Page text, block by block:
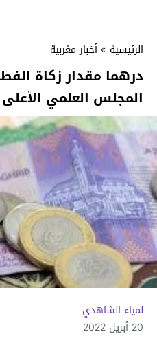
الرئيسية » أخبار مغربية
درهما مقدار زكاة
المجلس العلمي الأعلى
لمياء الشاهدي
20 أبريل 2022